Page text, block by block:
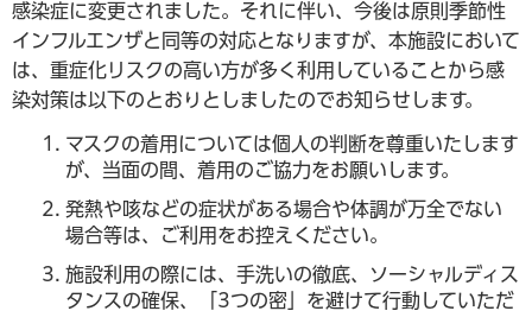
感染症に変更されました。それに伴い、今後は原則季節性
インフルエンザと同等の対応となりますが、本施設において
は、重症化リスクの高い方が多く利用していることから感
染対策は以下のとおりとしましたのでお知らせします。
マスクの着用については個人の判断を尊重いたします
が、当面の間、着用のご協力をお願いします。
発熱や咳などの症状がある場合や体調が万全でない
場合等は、ご利用をお控えください。
施設利用の際には、手洗いの徹底、ソーシャルディス
タンスの確保、「3つの密」を避けて行動していただ